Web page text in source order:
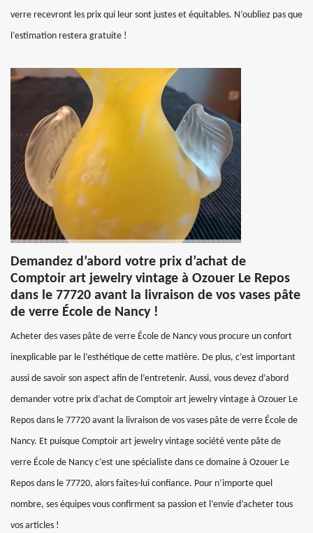
verre recevront les prix qui leur sont justes et équitables. N’oubliez pas que
l’estimation restera gratuite !
Demandez d’abord votre prix d’achat de
Comptoir art jewelry vintage à Ozouer Le Repos
dans le 77720 avant la livraison de vos vases pâte
de verre École de Nancy !
Acheter des vases pâte de verre École de Nancy vous procure un confort
inexplicable par le l’esthétique de cette matière. De plus, c’est important
aussi de savoir son aspect afin de l’entretenir. Aussi, vous devez d’abord
demander votre prix d’achat de Comptoir art jewelry vintage à Ozouer Le
Repos dans le 77720 avant la livraison de vos vases pâte de verre École de
Nancy. Et puisque Comptoir art jewelry vintage société vente pâte de
verre École de Nancy c’est une spécialiste dans ce domaine à Ozouer Le
Repos dans le 77720, alors faites-lui confiance. Pour n’importe quel
nombre, ses équipes vous confirment sa passion et l’envie d’acheter tous
vos articles !